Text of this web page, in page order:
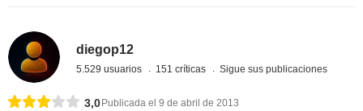
diegop12
5.529 usuarios 151 críticas Sigue sus publicaciones
3,0 Publicada el 9 de abril de 2013